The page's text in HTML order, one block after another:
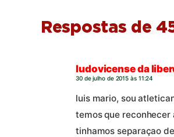
Respostas de
ludovicense da
30 de julho de 2015 às 11:24
luis mario, sou
temos que reconhecer
tinhamos separaçao